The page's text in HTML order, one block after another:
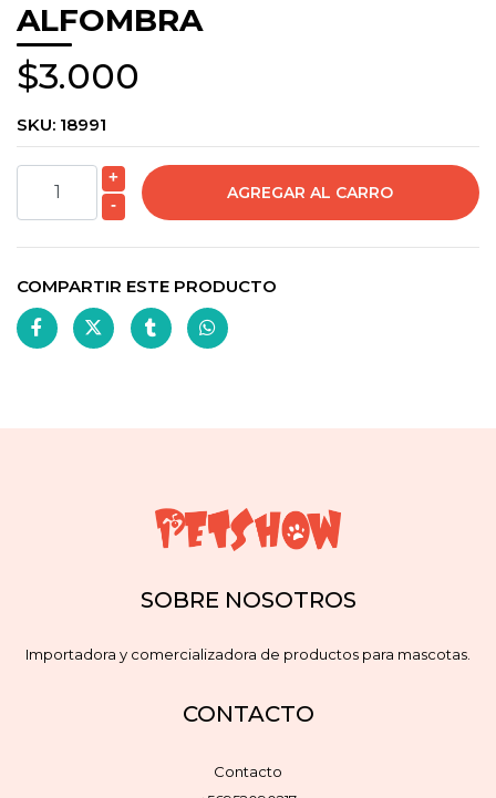
ALFOMBRA
$3.000
SKU: 18991
+
-
COMPARTIR ESTE PRODUCTO
SOBRE NOSOTROS
Importadora y comercializadora de productos para mascotas.
CONTACTO
Contacto